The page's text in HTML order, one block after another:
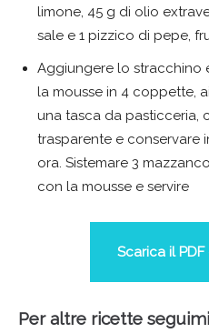
limone, 45 g di olio
sale e 1 pizzico di pepe,
Aggiungere lo stracchino
la mousse in 4 coppette,
una tasca da pasticceria,
trasparente e conservare
ora. Sistemare 3
con la mousse e servire
Scarica il
Per altre ricette